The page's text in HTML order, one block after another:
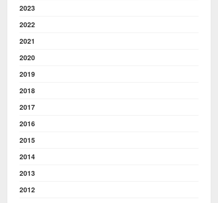
2023
2022
2021
2020
2019
2018
2017
2016
2015
2014
2013
2012